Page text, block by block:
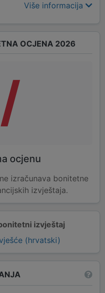
Više informacija
izvještaj
(hrvatski)
OCJENA 2026
/
ocjenu
izračunava bonitetne
izvještaja.